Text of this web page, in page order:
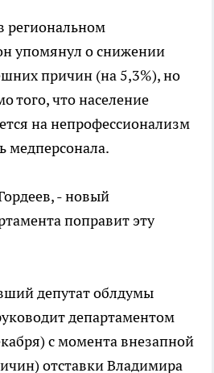
региональном
упомянул о снижении
причин (на 5,3%), но
того, что население
на непрофессионализм
медперсонала.
- новый
поправит эту
депутат облдумы
департаментом
с момента внезапной
отставки Владимира